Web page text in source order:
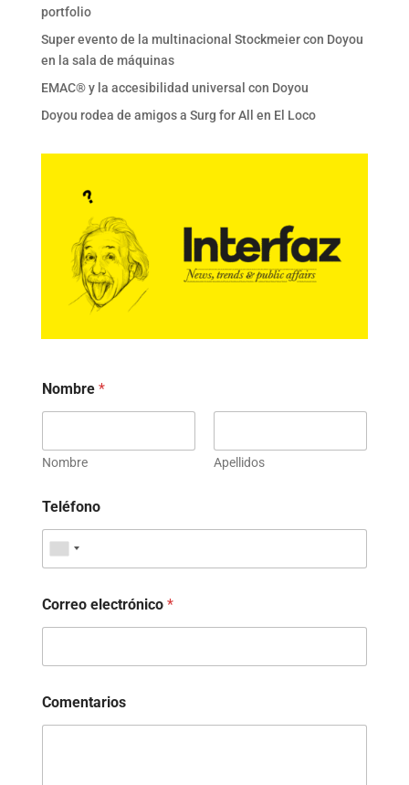
portfolio
Super evento de la multinacional Stockmeier con Doyou
en la sala de máquinas
EMAC® y la accesibilidad universal con Doyou
Doyou rodea de amigos a Surg for All en El Loco
Nombre *
Nombre Apellidos
Teléfono
Correo electrónico *
Comentarios